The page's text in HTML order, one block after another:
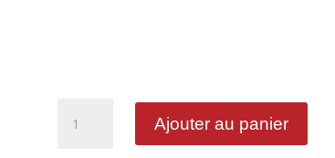
Ajouter au panier